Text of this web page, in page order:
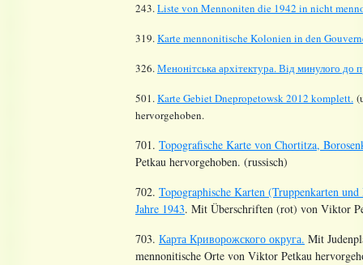
243.Liste von Mennoniten die 1942 in nicht
319.Karte mennonitische Kolonien in den
326.Менонiтська архiтектура. Вiд минулого до
501.Karte Gebiet Dnepropetowsk 2012 komplett.
hervorgehoben.
701. Topografische Karte von Chortitza,
Petkau hervorgehoben. (russisch)
702. Topographische Karten (Truppenkarten
Jahre 1943. Mit Überschriften (rot) von Viktor
703. Карта Криворожского округа. Mit
mennonitische Orte von Viktor Petkau